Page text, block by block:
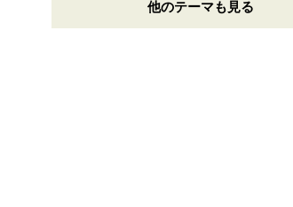
他のテーマも見る